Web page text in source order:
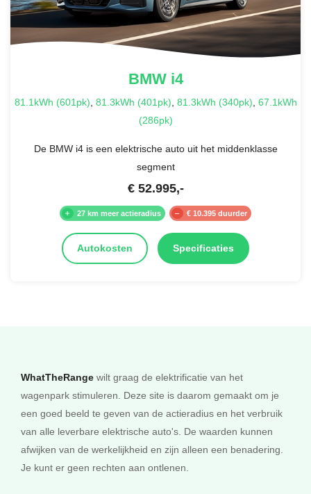
BMWi4
81.1kWh (601pk), 81.3kWh (401pk), 81.3kWh (340pk), 67.1kWh
(286pk)
De BMW i4 is een elektrische auto uit het middenklasse
segment
€ 52.995,-
27 km meer actieradius € 10.395 duurder
Autokosten Specificaties
WhatTheRange wilt graag de elektrificatie van het
wagenpark stimuleren. Deze site is daarom gemaakt om je
een goed beeld te geven van de actieradius en het verbruik
van alle leverbare elektrische auto's. De waarden kunnen
afwijken van de werkelijkheid en zijn alleen een benadering.
Je kunt er geen rechten aan ontlenen.